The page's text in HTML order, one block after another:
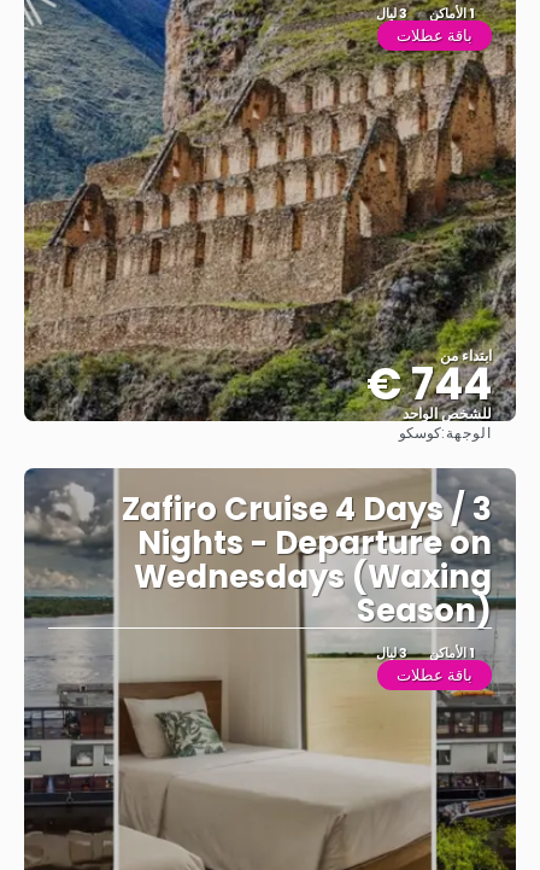
1 الأماكن 3 ليال
باقة عطلات
ابتداء من
744 €
للشخص الواحد
الوجهة:كوسكو
Zafiro Cruise 4 Days / 3
Nights - Departure on
Wednesdays (Waxing
Season)
1 الأماكن 3 ليال
باقة عطلات